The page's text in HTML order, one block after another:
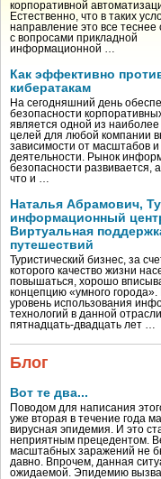
корпоративной
Естественно, что в таких
направление это все теснее
с вопросами прикладной
информационной …
Как эффективно
кибератакам
На сегодняшний день
безопасности
является одной из
целей для любой компании
зависимости от масштабов
деятельности. Рынок
безопасности развивается, а
что и …
Наталья Абрамович,
информационный
Виртуальная
путешествий
Туристический бизнес, за
которого качество жизни
повышаться, хорошо
концепцию «умного города».
уровень использования
технологий в данной
пятнадцать-двадцать лет …
Блог
Вот те два...
Поводом для написания
уже вторая в течение года
вирусная эпидемия. И это
неприятным прецедентом.
масштабных заражений не
давно. Впрочем, данная
ожидаемой. Эпидемию